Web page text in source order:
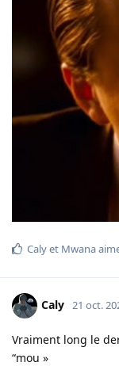
Calyet Mwana
Caly 21 oct.
Vraiment long le
“mou »